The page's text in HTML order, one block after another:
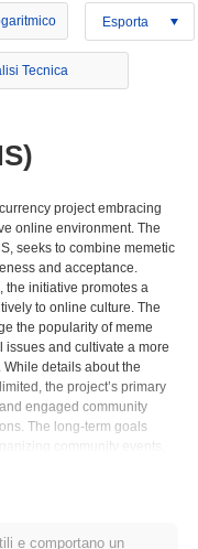
Esporta
Tecnica
project embracing
online environment. The
seeks to combine memetic
and acceptance.
, the initiative promotes a
to online culture. The
the popularity of meme
issues and cultivate a more
details about the
the project’s primary
engaged community
The long-term goals
community events,
and understand the risks
success hinges on the
its ability to translate its
e comportano un